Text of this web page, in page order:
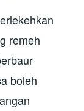
remeh
boleh